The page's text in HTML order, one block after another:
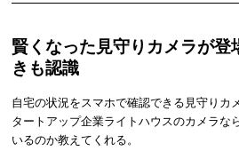
賢くなった見守りカメラが登
きも認識
自宅の状況をスマホで確認できる見守りカ
タートアップ企業ライトハウスのカメラな
いるのか教えてくれる。